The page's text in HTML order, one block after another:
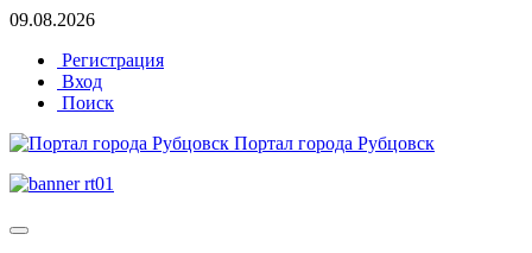
09.08.2026
Регистрация
Вход
Поиск
Портал города Рубцовск